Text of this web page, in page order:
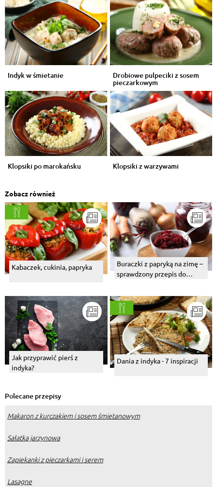
Indyk w śmietanie Drobiowe pulpeciki z sosem
pieczarkowym
Klopsiki po marokańsku Klopsiki z warzywami
Zobacz również
Kabaczek, cukinia, papryka
Buraczki z papryką na zimę –
sprawdzony przepis do
Jak przyprawić pierś z
indyka?
Dania z indyka - 7 inspiracji
Polecane przepisy
Makaron z kurczakiem i sosem śmietanowym
Sałatka jarzynowa
Zapiekanki z pieczarkami i serem
Lasagne